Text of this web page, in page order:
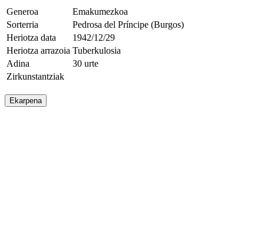
Generoa
Emakumezkoa
Sorterria
Pedrosa del Príncipe (Burgos)
Heriotza data
1942/12/29
Heriotza arrazoia Tuberkulosia
Adina
30 urte
Zirkunstantziak